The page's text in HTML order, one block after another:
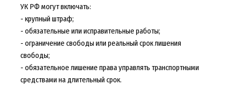
УК РФ могут включать:
- крупный штраф;
- обязательные или исправительные работы;
- ограничение свободы или реальный срок лишения
свободы;
- обязательное лишение права управлять транспортными
средствами на длительный срок.